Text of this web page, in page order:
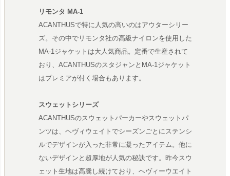
リモンタ MA-1
ACANTHUSで特に人気の高いのはアウターシリー
ズ。その中でリモンタ社の高級ナイロンを使用した
MA-1ジャケットは大人気商品。定番で生産されて
おり、ACANTHUSのスタジャンとMA-1ジャケット
はプレミアが付く場合もあります。
スウェットシリーズ
ACANTHUSのスウェットパーカーやスウェットパ
ンツは、ヘヴィウェイトでシーズンごとにステンシ
ルでデザインが入った非常に凝ったアイテム。他に
ないデザインと超厚地が人気の秘訣です。昨今スウ
ェット生地は高騰し続けており、ヘヴィーウエイト